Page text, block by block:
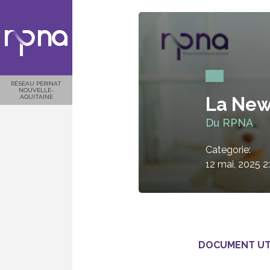
RÉSEAU PERINAT
NOUVELLE-
AQUITAINE
La
Du RPNA
Categorie:
12 mai, 2025
DOCUMENT